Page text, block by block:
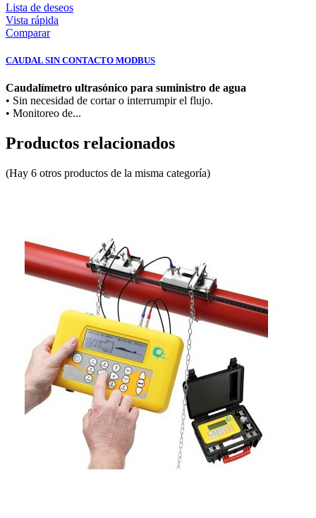
Lista de deseos
Vista rápida
Comparar
CAUDAL SIN CONTACTO MODBUS
Caudalímetro ultrasónico para suministro de agua
• Sin necesidad de cortar o interrumpir el flujo.
• Monitoreo de...
Productos relacionados
(Hay 6 otros productos de la misma categoría)